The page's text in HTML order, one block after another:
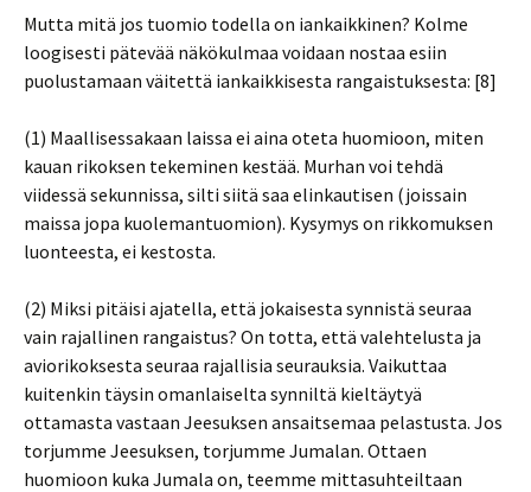
Mutta mitä jos tuomio todella on iankaikkinen? Kolme
loogisesti pätevää näkökulmaa voidaan nostaa esiin
puolustamaan väitettä iankaikkisesta rangaistuksesta: [8]
(1) Maallisessakaan laissa ei aina oteta huomioon, miten
kauan rikoksen tekeminen kestää. Murhan voi tehdä
viidessä sekunnissa, silti siitä saa elinkautisen (joissain
maissa jopa kuolemantuomion). Kysymys on rikkomuksen
luonteesta, ei kestosta.
(2) Miksi pitäisi ajatella, että jokaisesta synnistä seuraa
vain rajallinen rangaistus? On totta, että valehtelusta ja
aviorikoksesta seuraa rajallisia seurauksia. Vaikuttaa
kuitenkin täysin omanlaiselta synniltä kieltäytyä
ottamasta vastaan Jeesuksen ansaitsemaa pelastusta. Jos
torjumme Jeesuksen, torjumme Jumalan. Ottaen
huomioon kuka Jumala on, teemme mittasuhteiltaan